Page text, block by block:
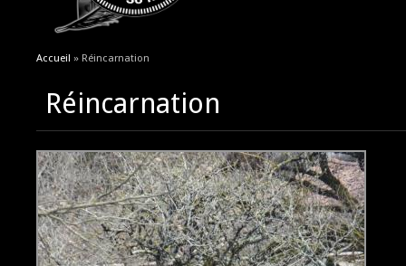
Vous êtes ici
Accueil » Réincarnation
Réincarnation